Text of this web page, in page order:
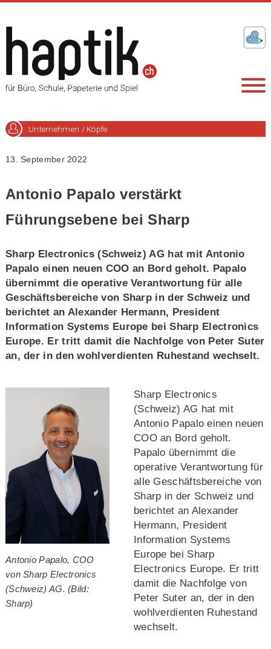
Unternehmen / Köpfe
13. September 2022
Antonio Papalo verstärkt
Führungsebene bei Sharp
Sharp Electronics (Schweiz) AG hat mit Antonio
Papalo einen neuen COO an Bord geholt. Papalo
übernimmt die operative Verantwortung für alle
Geschäftsbereiche von Sharp in der Schweiz und
berichtet an Alexander Hermann, President
Information Systems Europe bei Sharp Electronics
Europe. Er tritt damit die Nachfolge von Peter Suter
an, der in den wohlverdienten Ruhestand wechselt.
Antonio Papalo, COO
von Sharp Electronics
(Schweiz) AG. (Bild:
Sharp)
Sharp Electronics
(Schweiz) AG hat mit
Antonio Papalo einen neuen
COO an Bord geholt.
Papalo übernimmt die
operative Verantwortung für
alle Geschäftsbereiche von
Sharp in der Schweiz und
berichtet an Alexander
Hermann, President
Information Systems
Europe bei Sharp
Electronics Europe. Er tritt
damit die Nachfolge von
Peter Suter an, der in den
wohlverdienten Ruhestand
wechselt.